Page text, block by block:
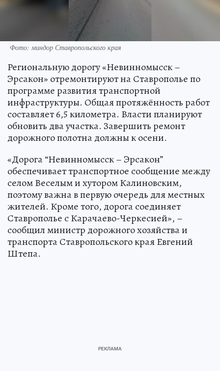
Фото: миндор Ставропольского края
Региональную дорогу «Невинномысск –
Эрсакон» отремонтируют на Ставрополье по
программе развития транспортной
инфраструктуры. Общая протяжённость работ
составляет 6,5 километра. Власти планируют
обновить два участка. Завершить ремонт
дорожного полотна должны к осени.
«Дорога “Невинномысск – Эрсакон”
обеспечивает транспортное сообщение между
селом Веселым и хутором Калиновским,
поэтому важна в первую очередь для местных
жителей. Кроме того, дорога соединяет
Ставрополье с Карачаево-Черкесией», –
сообщил министр дорожного хозяйства и
транспорта Ставропольского края Евгений
Штепа.